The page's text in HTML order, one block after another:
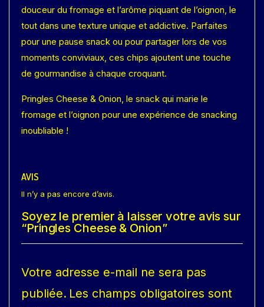
douceur du fromage et l’arôme piquant de l’oignon, le
tout dans une texture unique et addictive. Parfaites
pour une pause snack ou pour partager lors de vos
moments conviviaux, ces chips ajoutent une touche
de gourmandise à chaque croquant.
Pringles Cheese & Onion, le snack qui marie le
fromage et l’oignon pour une expérience de snacking
inoubliable !
AVIS
Il n’y a pas encore d’avis.
Soyez le premier à laisser votre avis sur
“Pringles Cheese & Onion”
Votre adresse e-mail ne sera pas
publiée. Les champs obligatoires sont